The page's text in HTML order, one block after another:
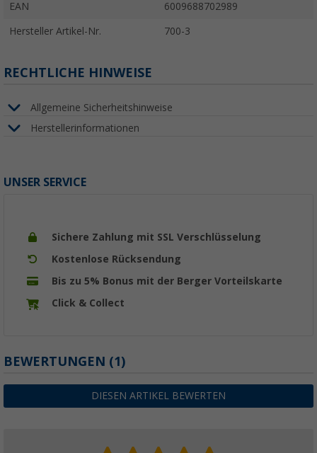
EAN 6009688702989
Hersteller Artikel-Nr. 700-3
RECHTLICHE HINWEISE
Allgemeine Sicherheitshinweise
Herstellerinformationen
UNSER SERVICE
Sichere Zahlung mit SSL Verschlüsselung
Kostenlose Rücksendung
Bis zu 5% Bonus mit der Berger Vorteilskarte
Click & Collect
BEWERTUNGEN (1)
DIESEN ARTIKEL BEWERTEN